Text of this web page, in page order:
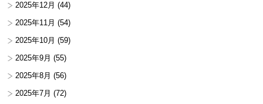
2025年12月 (44)
2025年11月 (54)
2025年10月 (59)
2025年9月 (55)
2025年8月 (56)
2025年7月 (72)